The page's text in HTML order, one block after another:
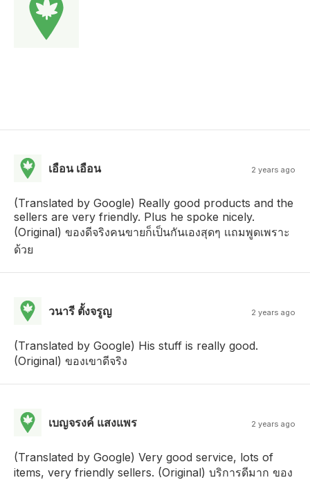
เอือน เอือน 2 years ago
(Translated by Google) Really good products and the
sellers are very friendly. Plus he spoke nicely.
(Original) ของดีจริงคนขายก็เป็นกันเองสุดๆ เเถมพูดเพราะ
ด้วย
วนารี ตั้งจรูญ 2 years ago
(Translated by Google) His stuff is really good.
(Original) ของเขาดีจริง
เบญจรงค์ แสงแพร 2 years ago
(Translated by Google) Very good service, lots of
items, very friendly sellers. (Original) บริการดีมาก ของ